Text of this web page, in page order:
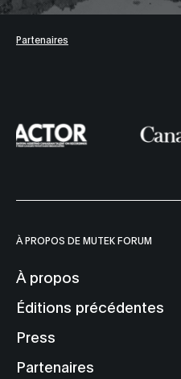
Partenaires
À PROPOS DE MUTEK FORUM
À propos
Éditions précédentes
Press
Partenaires